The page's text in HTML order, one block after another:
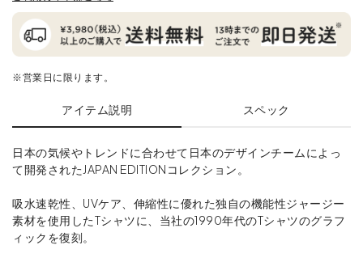
※営業日に限ります。
アイテム説明 スペック
日本の気候やトレンドに合わせて日本のデザインチームによっ
て開発されたJAPAN EDITIONコレクション。
吸水速乾性、UVケア、伸縮性に優れた独自の機能性ジャージー
素材を使用したTシャツに、当社の1990年代のTシャツのグラフ
ィックを復刻。